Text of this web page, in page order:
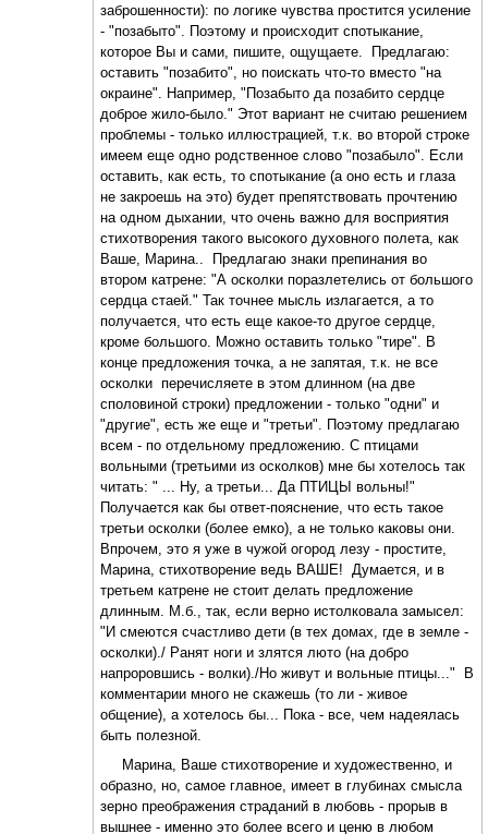
заброшенности): по логике чувства простится усиление
- "позабыто". Поэтому и происходит спотыкание,
которое Вы и сами, пишите, ощущаете. Предлагаю:
оставить "позабито", но поискать что-то вместо "на
окраине". Например, "Позабыто да позабито сердце
доброе жило-было." Этот вариант не считаю решением
проблемы - только иллюстрацией, т.к. во второй строке
имеем еще одно родственное слово "позабыло". Если
оставить, как есть, то спотыкание (а оно есть и глаза
не закроешь на это) будет препятствовать прочтению
на одном дыхании, что очень важно для восприятия
стихотворения такого высокого духовного полета, как
Ваше, Марина.. Предлагаю знаки препинания во
втором катрене: "А осколки поразлетелись от большого
сердца стаей." Так точнее мысль излагается, а то
получается, что есть еще какое-то другое сердце,
кроме большого. Можно оставить только "тире". В
конце предложения точка, а не запятая, т.к. не все
осколки перечисляете в этом длинном (на две
споловиной строки) предложении - только "одни" и
"другие", есть же еще и "третьи". Поэтому предлагаю
всем - по отдельному предложению. С птицами
вольными (третьими из осколков) мне бы хотелось так
читать: " ... Ну, а третьи... Да ПТИЦЫ вольны!"
Получается как бы ответ-пояснение, что есть такое
третьи осколки (более емко), а не только каковы они.
Впрочем, это я уже в чужой огород лезу - простите,
Марина, стихотворение ведь ВАШЕ! Думается, и в
третьем катрене не стоит делать предложение
длинным. М.б., так, если верно истолковала замысел:
"И смеются счастливо дети (в тех домах, где в земле -
осколки)./ Ранят ноги и злятся люто (на добро
напроровшись - волки)./Но живут и вольные птицы..." В
комментарии много не скажешь (то ли - живое
общение), а хотелось бы... Пока - все, чем надеялась
быть полезной.
Марина, Ваше стихотворение и художественно, и
образно, но, самое главное, имеет в глубинах смысла
зерно преображения страданий в любовь - прорыв в
вышнее - именно это более всего и ценю в любом